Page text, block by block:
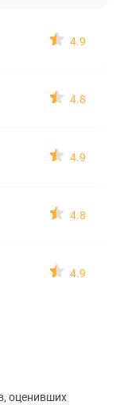
4.9
4.8
4.9
4.8
4.9
оценивших